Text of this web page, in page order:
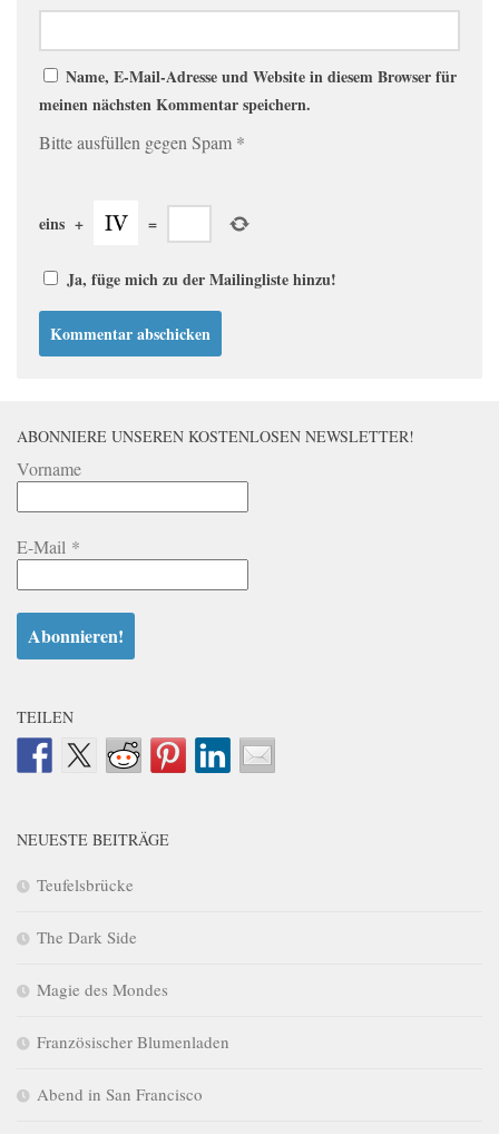
Name, E-Mail-Adresse und Website in diesem Browser für
meinen nächsten Kommentar speichern.
Bitte ausfüllen gegen Spam *
eins + =
Ja, füge mich zu der Mailingliste hinzu!
ABONNIERE UNSEREN KOSTENLOSEN NEWSLETTER!
Vorname
E-Mail *
TEILEN
NEUESTE BEITRÄGE
Teufelsbrücke
The Dark Side
Magie des Mondes
Französischer Blumenladen
Abend in San Francisco